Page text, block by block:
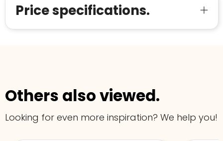
Price specifications.
Others also viewed.
Looking for even more inspiration? We help you!